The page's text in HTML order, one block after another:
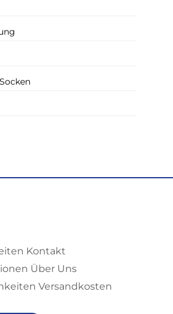
Kontakt
Über Uns
Versandkosten